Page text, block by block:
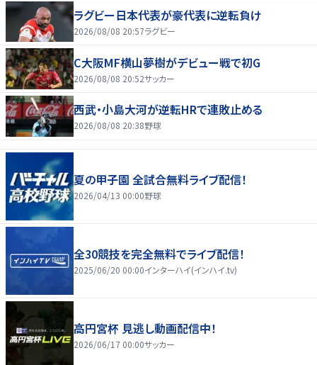
ラグビー日本代表が豪代表に逆転負け
2026/08/08 20:57ラグビー
C大阪MF横山夢樹がデビュー戦で初G
2026/08/08 20:52サッカー
西武・小島大河が逆転HRで連敗止める
2026/08/08 20:38野球
夏の甲子園 全試合無料ライブ配信！
2026/04/13 00:00野球
全30競技を完全無料でライブ配信！
2025/06/20 00:00インターハイ(インハイ.tv)
高円宮杯 見逃し動画配信中！
2026/06/17 00:00サッカー